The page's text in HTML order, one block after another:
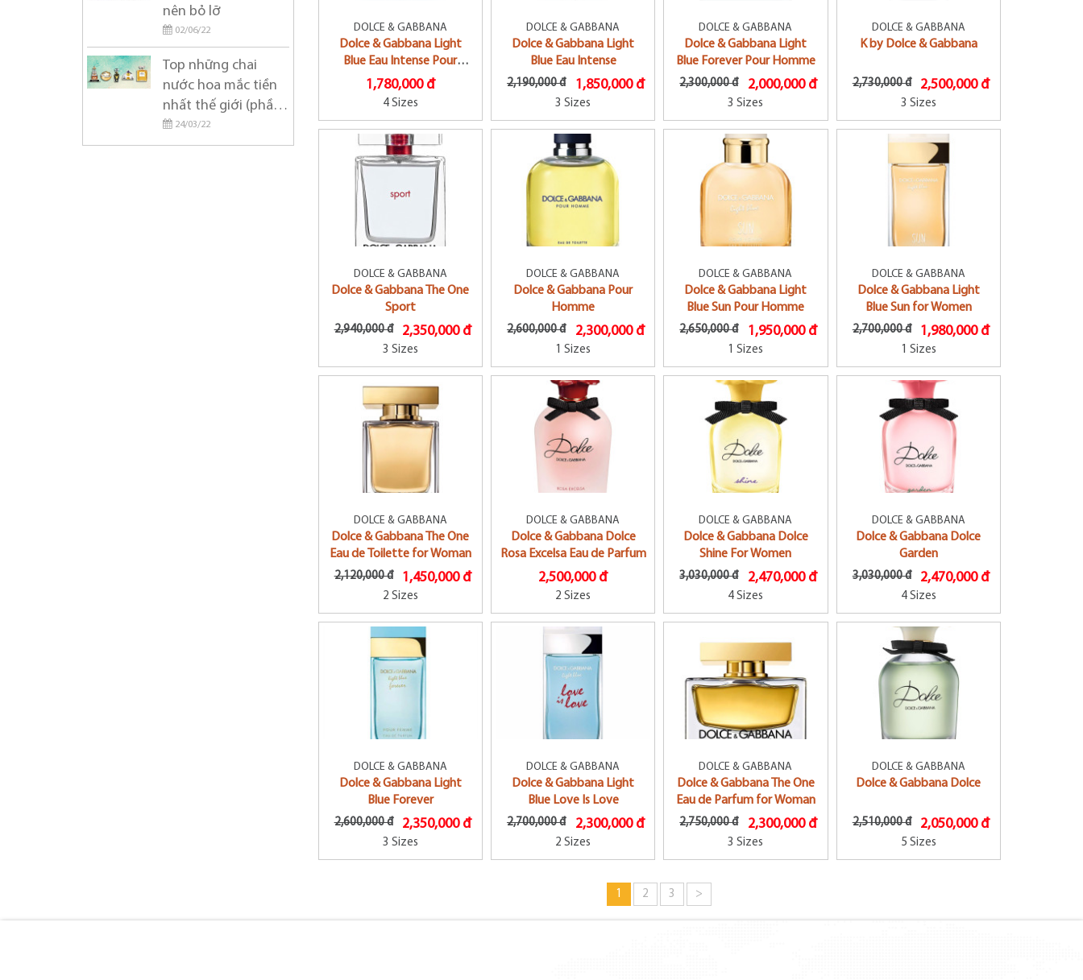
Chopard
Christian Dior
Christian Louboutin
nên bỏ lỡ
02/06/22
Top những chai
nước hoa mắc tiền
nhất thế giới (phần
1) 24/03/22
DOLCE & GABBANA
Dolce & Gabbana Light
Blue Eau Intense Pour
Homme
1,780,000 đ
4 Sizes
DOLCE & GABBANA
Dolce & Gabbana Light
Blue Eau Intense
2,190,000 đ 1,850,000 đ
3 Sizes
DOLCE & GABBANA
Dolce & Gabbana Light
Blue Forever Pour Homme
2,300,000 đ 2,000,000 đ
3 Sizes
DOLCE & GABBANA
K by Dolce & Gabbana
2,730,000 đ 2,500,000 đ
3 Sizes
DOLCE & GABBANA
Dolce & Gabbana The One
Sport
2,940,000 đ 2,350,000 đ
3 Sizes
DOLCE & GABBANA
Dolce & Gabbana Pour
Homme
2,600,000 đ 2,300,000 đ
1 Sizes
DOLCE & GABBANA
Dolce & Gabbana Light
Blue Sun Pour Homme
2,650,000 đ 1,950,000 đ
1 Sizes
DOLCE & GABBANA
Dolce & Gabbana Light
Blue Sun for Women
2,700,000 đ 1,980,000 đ
1 Sizes
DOLCE & GABBANA
Dolce & Gabbana The One
Eau de Toilette for Woman
2,120,000 đ 1,450,000 đ
2 Sizes
DOLCE & GABBANA
Dolce & Gabbana Dolce
Rosa Excelsa Eau de Parfum
2,500,000 đ
2 Sizes
DOLCE & GABBANA
Dolce & Gabbana Dolce
Shine For Women
3,030,000 đ 2,470,000 đ
4 Sizes
DOLCE & GABBANA
Dolce & Gabbana Dolce
Garden
3,030,000 đ 2,470,000 đ
4 Sizes
DOLCE & GABBANA
Dolce & Gabbana Light
Blue Forever
2,600,000 đ 2,350,000 đ
3 Sizes
DOLCE & GABBANA
Dolce & Gabbana Light
Blue Love Is Love
2,700,000 đ 2,300,000 đ
2 Sizes
DOLCE & GABBANA
Dolce & Gabbana The One
Eau de Parfum for Woman
2,750,000 đ 2,300,000 đ
3 Sizes
DOLCE & GABBANA
Dolce & Gabbana Dolce
2,510,000 đ 2,050,000 đ
5 Sizes
1 2 3 >